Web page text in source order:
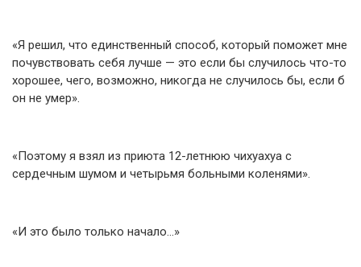
«Я решил, что единственный способ, который поможет мне
почувствовать себя лучше — это если бы случилось что-то
хорошее, чего, возможно, никогда не случилось бы, если б
он не умер».
«Поэтому я взял из приюта 12-летнюю чихуахуа с
сердечным шумом и четырьмя больными коленями».
«И это было только начало…»